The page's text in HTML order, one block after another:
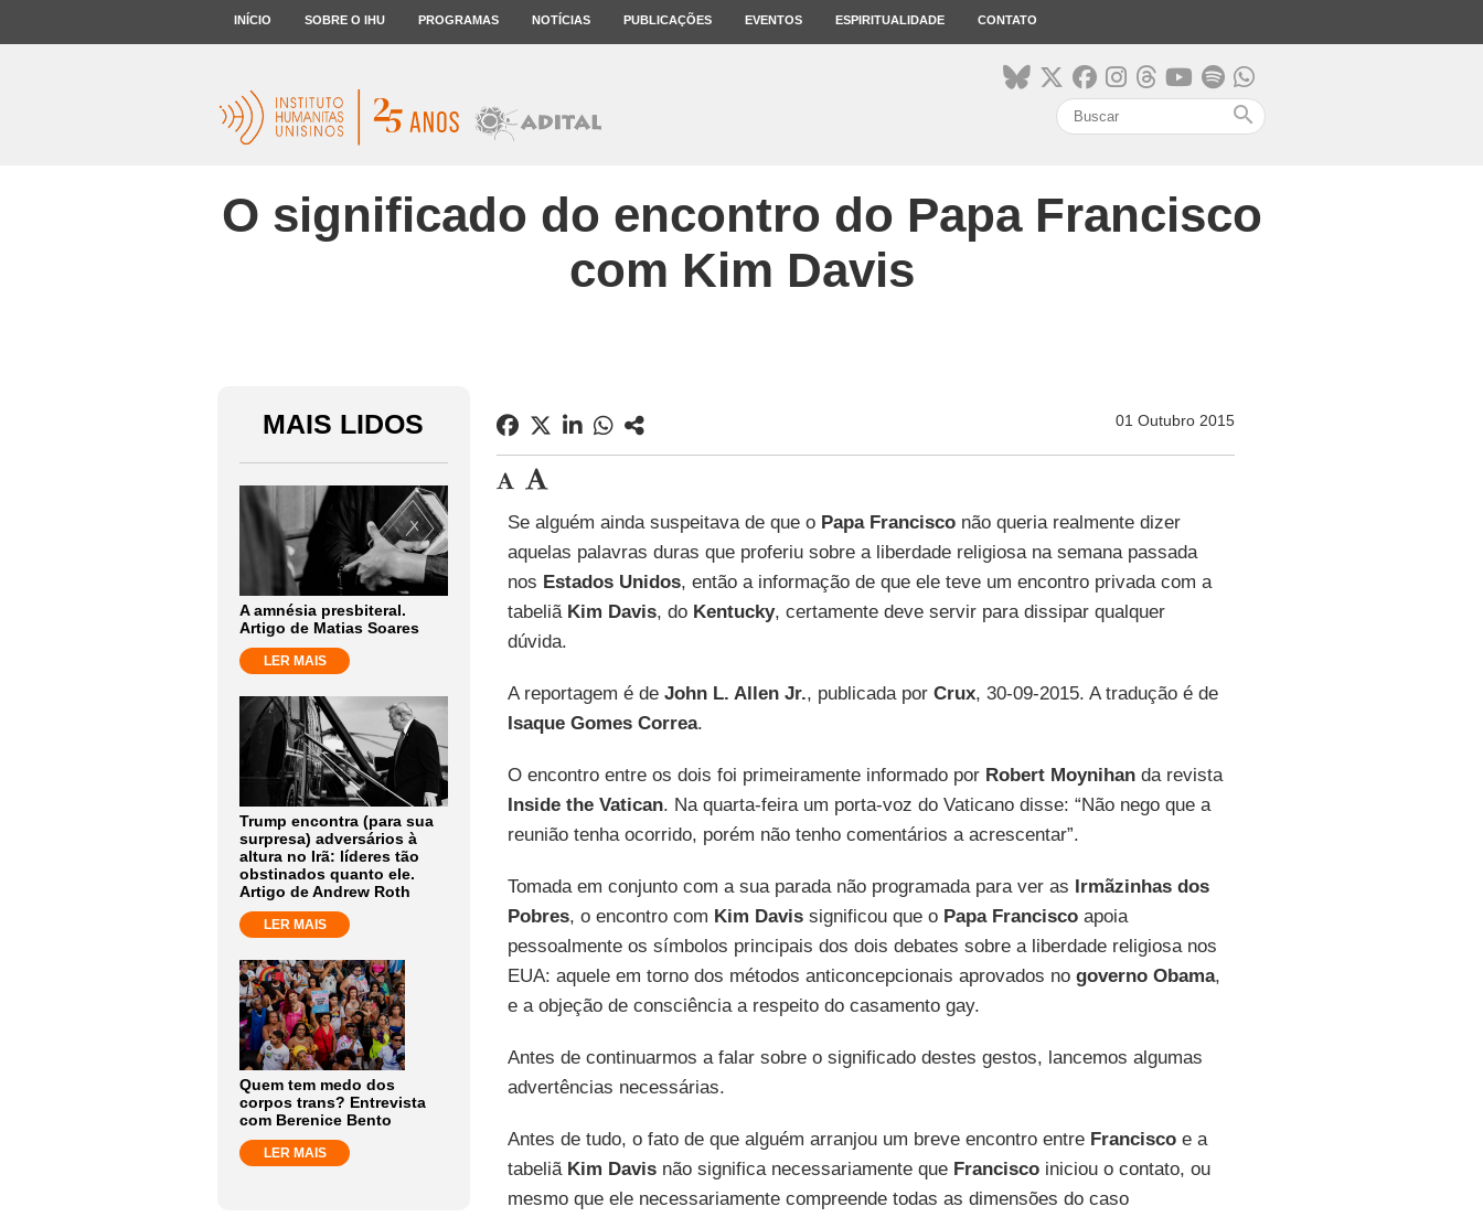
INÍCIO SOBRE O IHU PROGRAMAS NOTÍCIAS PUBLICAÇÕES EVENTOS ESPIRITUALIDADE CONTATO
search
O significado do encontro do Papa Francisco
com Kim Davis
MAIS LIDOS
A amnésia presbiteral.
Artigo de Matias Soares
LER MAIS
Trump encontra (para sua
surpresa) adversários à
altura no Irã: líderes tão
obstinados quanto ele.
Artigo de Andrew Roth
LER MAIS
Quem tem medo dos
corpos trans? Entrevista
com Berenice Bento
LER MAIS
01 Outubro 2015
Se alguém ainda suspeitava de que o Papa Francisconão queria realmente dizer
aquelas palavras duras que proferiu sobre a liberdade religiosa na semana passada
nos Estados Unidos, então a informação de que ele teve um encontro privada com a
tabeliã Kim Davis, do Kentucky, certamente deve servir para dissipar qualquer
dúvida.
A reportagem é de John L. Allen Jr., publicada por Crux, 30-09-2015. A tradução é de
Isaque Gomes Correa.
O encontro entre os dois foi primeiramente informado por Robert Moynihanda revista
Inside the Vatican. Na quarta-feira um porta-voz do Vaticano disse: “Não nego que a
reunião tenha ocorrido, porém não tenho comentários a acrescentar”.
Tomada em conjunto com a sua parada não programada para ver as Irmãzinhas dos
Pobres, o encontro com Kim Davissignificou que o Papa Franciscoapoia
pessoalmente os símbolos principais dos dois debates sobre a liberdade religiosa nos
EUA: aquele em torno dos métodos anticoncepcionais aprovados no governo Obama,
e a objeção de consciência a respeito do casamento gay.
Antes de continuarmos a falar sobre o significado destes gestos, lancemos algumas
advertências necessárias.
Antes de tudo, o fato de que alguém arranjou um breve encontro entre Franciscoe a
tabeliã Kim Davisnão significa necessariamente que Franciscoiniciou o contato, ou
mesmo que ele necessariamente compreende todas as dimensões do caso